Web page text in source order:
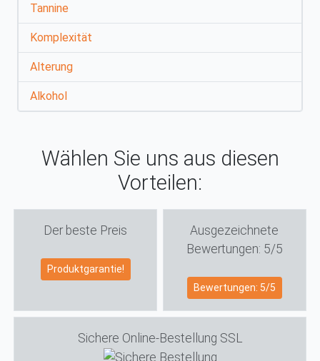
Tannine
Komplexität
Alterung
Alkohol
Wählen Sie uns aus diesen
Vorteilen:
Der beste Preis
Produktgarantie!
Ausgezeichnete
Bewertungen: 5/5
Bewertungen: 5/5
Sichere Online-Bestellung SSL